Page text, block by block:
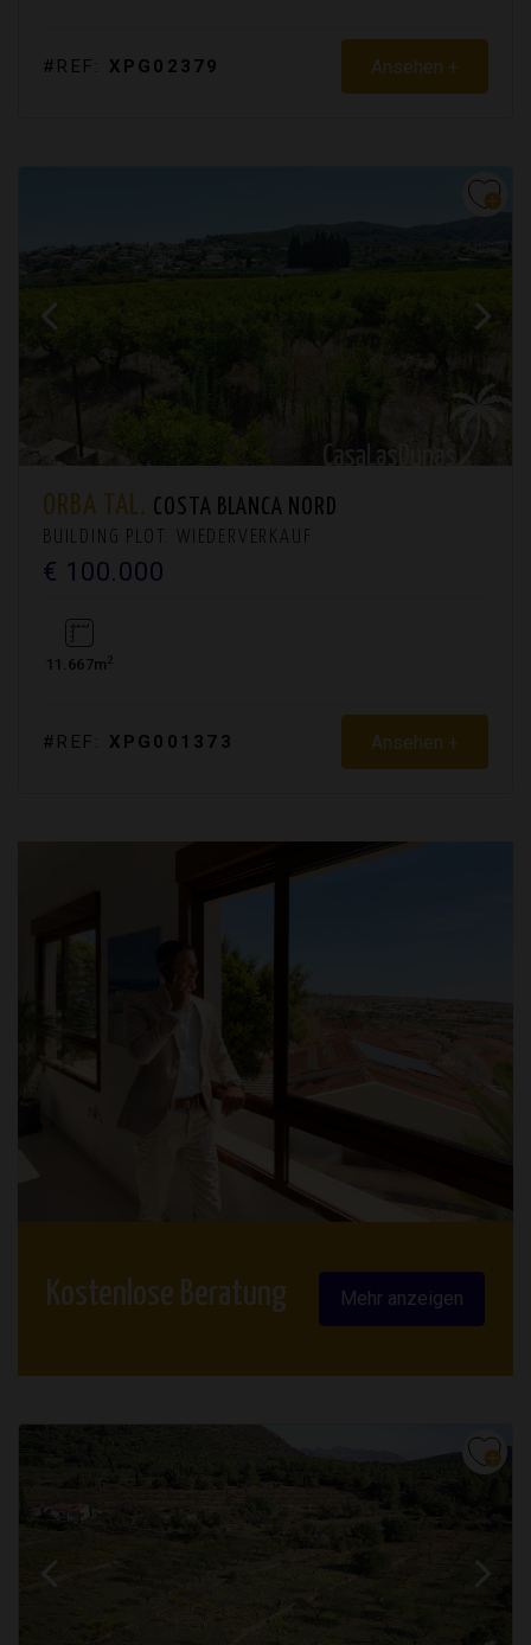
#REF: XPG02379 Ansehen +
ORBA TAL. COSTA BLANCA NORD
BUILDING PLOT. WIEDERVERKAUF
€ 100.000
11.667m2
#REF: XPG001373 Ansehen +
Kostenlose Beratung Mehr anzeigen